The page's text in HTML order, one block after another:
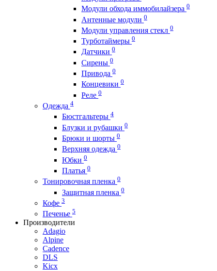
Модули обхода иммобилайзера 0
Антенные модули 0
Модули управления стекл 0
Турботаймеры 0
Датчики 0
Сирены 0
Привода 0
Концевики 0
Реле 0
Одежда 4
Бюстгальтеры 4
Блузки и рубашки 0
Брюки и шорты 0
Верхняя одежда 0
Юбки 0
Платья 0
Тонировочная пленка 0
Защитная пленка 0
Кофе 3
Печенье 5
Производители
Adagio
Alpine
Cadence
DLS
Kicx